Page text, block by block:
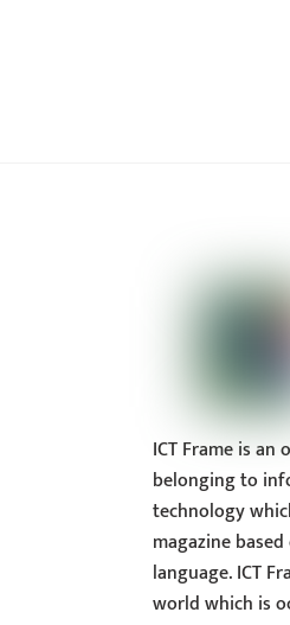
ICT Frame is
belonging to
technology
magazine
language. ICT
world which is